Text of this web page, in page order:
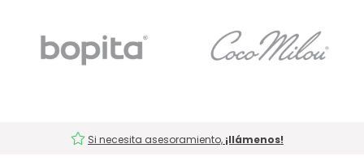
Si necesita asesoramiento, ¡llámenos!